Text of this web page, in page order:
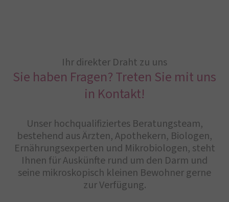
Ihr direkter Draht zu uns
Sie haben Fragen? Treten Sie mit uns
in Kontakt!
Unser hochqualifiziertes Beratungsteam,
bestehend aus Ärzten, Apothekern, Biologen,
Ernährungsexperten und Mikrobiologen, steht
Ihnen für Auskünfte rund um den Darm und
seine mikroskopisch kleinen Bewohner gerne
zur Verfügung.